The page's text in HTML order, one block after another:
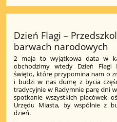
Dzień Flagi –
barwach narodowych
2 maja to wyjątkowa data w
obchodzimy wtedy Dzień Flagi
święto, które przypomina nam o
i budzi w nas dumę z bycia
tradycyjnie w Radymnie parę dni
spotkanie wszystkich placówek
Urzędu Miasta, by wspólnie z
dzień.